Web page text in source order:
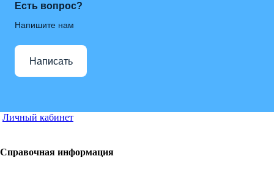
Есть вопрос?
Напишите нам
Написать
Личный кабинет
Справочная информация